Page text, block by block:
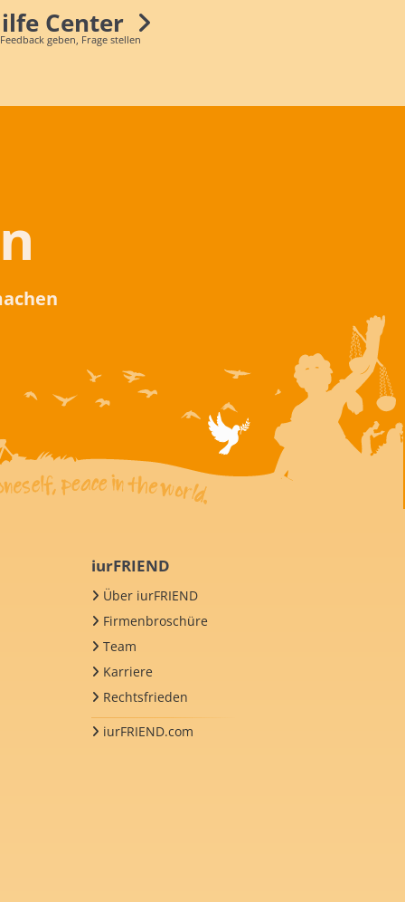
Center
geben, Frage stellen
iurFRIEND
Über iurFRIEND
Firmenbroschüre
Team
Karriere
Rechtsfrieden
iurFRIEND.com